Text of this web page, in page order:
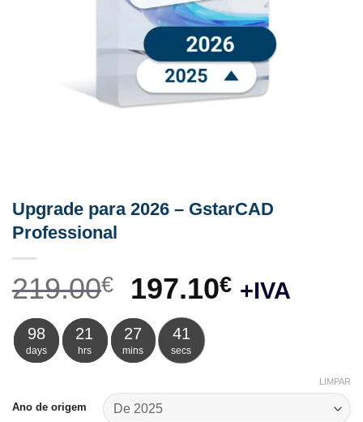
Upgrade para 2026 – GstarCAD
Professional
219.00€
O
preço
original
era:
219.00€.
197.10€O
197.10€.
+IVA
98
days
21
hrs
27
mins
41
secs
Ano de origem
LIMPAR